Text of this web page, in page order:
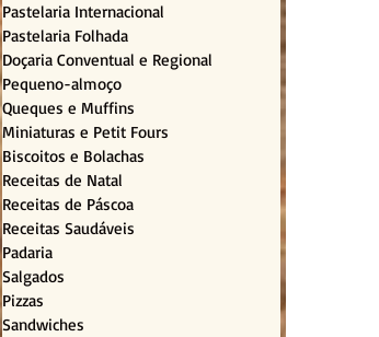
Pastelaria Internacional
Pastelaria Folhada
Doçaria Conventual e Regional
Pequeno-almoço
Queques e Muffins
Miniaturas e Petit Fours
Biscoitos e Bolachas
Receitas de Natal
Receitas de Páscoa
Receitas Saudáveis
Padaria
Salgados
Pizzas
Sandwiches